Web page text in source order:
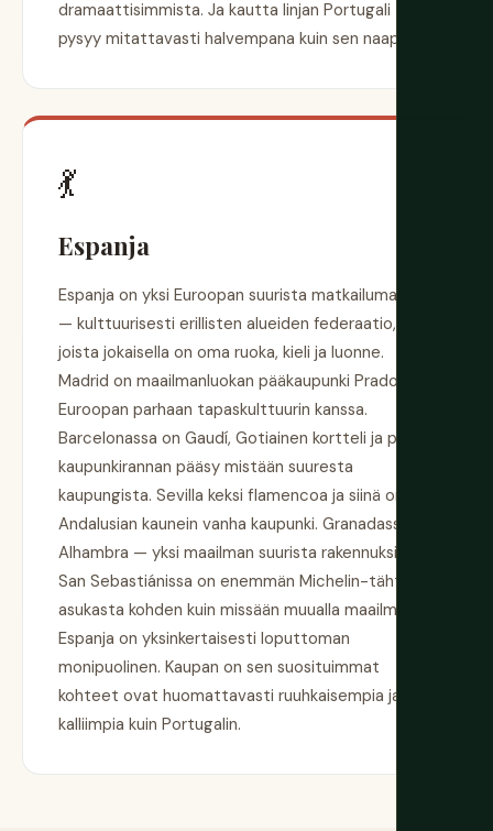
dramaattisimmista. Ja kautta linjan Portugali
pysyy mitattavasti halvempana kuin sen naapuri.
💃
Espanja
Espanja on yksi Euroopan suurista matkailumaista
— kulttuurisesti erillisten alueiden federaatio,
joista jokaisella on oma ruoka, kieli ja luonne.
Madrid on maailmanluokan pääkaupunki Pradon ja
Euroopan parhaan tapaskulttuurin kanssa.
Barcelonassa on Gaudí, Gotiainen kortteli ja paras
kaupunkirannan pääsy mistään suuresta
kaupungista. Sevilla keksi flamencoa ja siinä on
Andalusian kaunein vanha kaupunki. Granadassa on
Alhambra — yksi maailman suurista rakennuksista.
San Sebastiánissa on enemmän Michelin-tähtiä
asukasta kohden kuin missään muualla maailmassa.
Espanja on yksinkertaisesti loputtoman
monipuolinen. Kaupan on sen suosituimmat
kohteet ovat huomattavasti ruuhkaisempia ja
kalliimpia kuin Portugalin.